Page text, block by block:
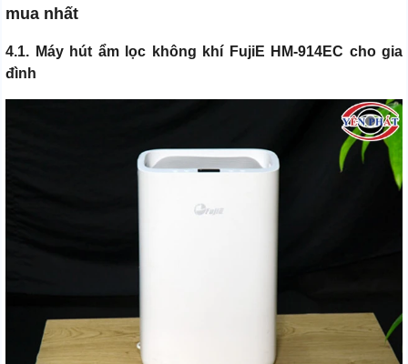
mua nhất
4.1. Máy hút ẩm lọc không khí FujiE HM-914EC cho gia
đình